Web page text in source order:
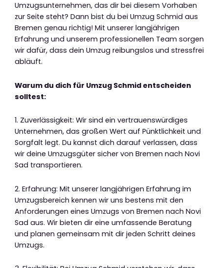
Umzugsunternehmen, das dir bei diesem Vorhaben
zur Seite steht? Dann bist du bei Umzug Schmid aus
Bremen genau richtig! Mit unserer langjährigen
Erfahrung und unserem professionellen Team sorgen
wir dafür, dass dein Umzug reibungslos und stressfrei
abläuft.
Warum du dich für Umzug Schmid entscheiden
solltest:
1. Zuverlässigkeit: Wir sind ein vertrauenswürdiges
Unternehmen, das großen Wert auf Pünktlichkeit und
Sorgfalt legt. Du kannst dich darauf verlassen, dass
wir deine Umzugsgüter sicher von Bremen nach Novi
Sad transportieren.
2. Erfahrung: Mit unserer langjährigen Erfahrung im
Umzugsbereich kennen wir uns bestens mit den
Anforderungen eines Umzugs von Bremen nach Novi
Sad aus. Wir bieten dir eine umfassende Beratung
und planen gemeinsam mit dir jeden Schritt deines
Umzugs.